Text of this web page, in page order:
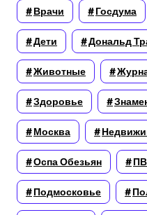
Врачи Госдума
Дети Дональд
Животные
Здоровье
Москва
Оспа Обезьян
Подмосковье